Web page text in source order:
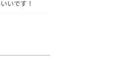
いです！